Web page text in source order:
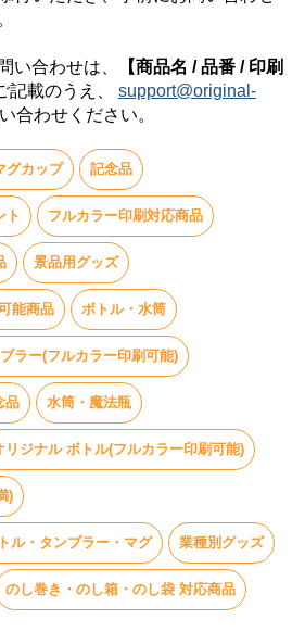
い合わせは、
【商品名 / 品番 / 印刷
記載のうえ、 support@original-
合わせください。
グカップ 記念品
ト フルカラー印刷対応商品
景品用グッズ
能商品 ボトル・水筒
ラー(フルカラー印刷可能)
品 水筒・魔法瓶
リジナル ボトル(フルカラー印刷可能)
)
ル・タンブラー・マグ 業種別グッズ
のし巻き・のし箱・のし袋 対応商品